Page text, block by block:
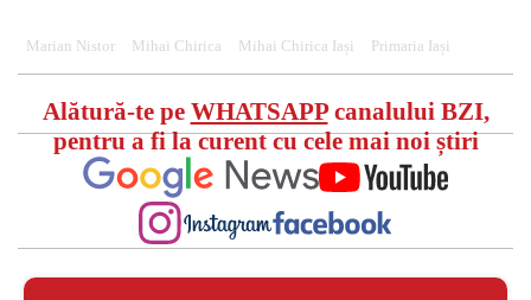
Marian Nistor Mihai Chirica Mihai Chirica Iași Primaria Iași
Alătură-te pe WHATSAPPcanalului BZI,
pentru a fi la curent cu cele mai noi știri